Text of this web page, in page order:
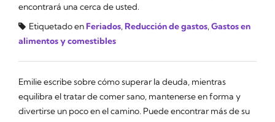
encontrará una cerca de usted.
Etiquetado enFeriados,Reducción de gastos,Gastos en
alimentos y comestibles
Emilie escribe sobre cómo superar la deuda, mientras
equilibra el tratar de comer sano, mantenerse en forma y
divertirse un poco en el camino. Puede encontrar más de su